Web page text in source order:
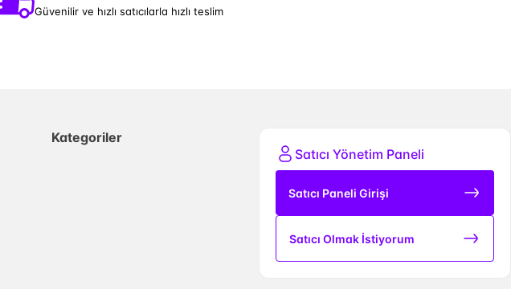
Güvenilir ve hızlı satıcılarla hızlı teslim
Kategoriler
Satıcı Yönetim Paneli
Satıcı Paneli Girişi
Satıcı Olmak İstiyorum